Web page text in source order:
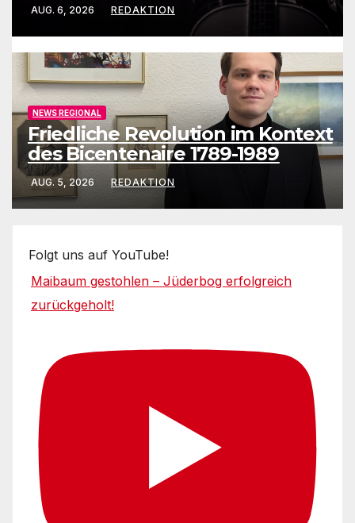
AUG. 6, 2026 REDAKTION
NEWS REGIONAL
Friedliche Revolution im Kontext
des Bicentenaire 1789-1989
AUG. 5, 2026 REDAKTION
Folgt uns auf YouTube!
Maibaum gestohlen – Jüderbog erfolgreich
zurückgeholt!